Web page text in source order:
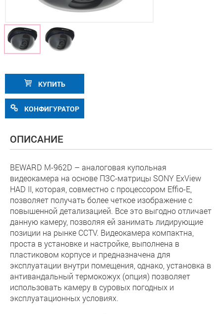
КУПИТЬ
КОНФИГУРАТОР
ОПИСАНИЕ
BEWARD M-962D – аналоговая купольная
видеокамера на основе ПЗС-матрицы SONY ExView
HAD II, которая, совместно с процессором Effio-E,
позволяет получать более четкое изображение с
повышенной детализацией. Все это выгодно отличает
данную камеру, позволяя ей занимать лидирующие
позиции на рынке CCTV. Видеокамера компактна,
проста в установке и настройке, выполнена в
пластиковом корпусе и предназначена для
эксплуатации внутри помещения, однако, установка в
антивандальный термокожух (опция) позволяет
использовать камеру в суровых погодных и
эксплуатационных условиях.